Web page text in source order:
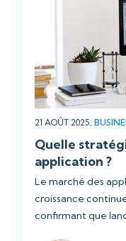
21 AOÛT 2025,
Quelle
application ?
Le marché des
croissance
confirmant que